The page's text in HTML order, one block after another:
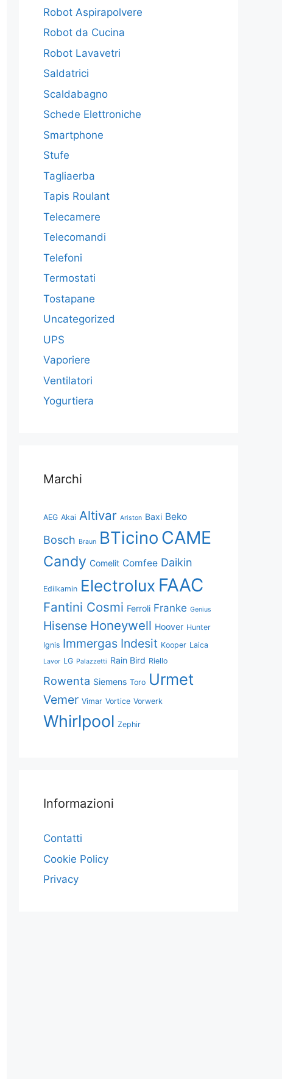
Robot Aspirapolvere
Robot da Cucina
Robot Lavavetri
Saldatrici
Scaldabagno
Schede Elettroniche
Smartphone
Stufe
Tagliaerba
Tapis Roulant
Telecamere
Telecomandi
Telefoni
Termostati
Tostapane
Uncategorized
UPS
Vaporiere
Ventilatori
Yogurtiera
Marchi
AEG Akai Altivar Ariston Baxi Beko
Bosch Braun BTicino CAME
Candy Comelit Comfee Daikin
Edilkamin Electrolux FAAC
Fantini Cosmi Ferroli Franke Genius
Hisense Honeywell Hoover Hunter
Ignis Immergas Indesit Kooper Laica
Lavor LG Palazzetti Rain Bird Riello
Rowenta Siemens Toro Urmet
Vemer Vimar Vortice Vorwerk
Whirlpool Zephir
Informazioni
Contatti
Cookie Policy
Privacy